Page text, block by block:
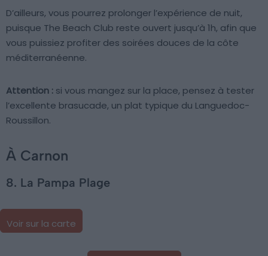
D’ailleurs, vous pourrez prolonger l’expérience de nuit,
puisque The Beach Club reste ouvert jusqu’à 1h, afin que
vous puissiez profiter des soirées douces de la côte
méditerranéenne.
Attention : si vous mangez sur la place, pensez à tester
l’excellente brasucade, un plat typique du Languedoc-
Roussillon.
À Carnon
8. La Pampa Plage
Voir sur la carte